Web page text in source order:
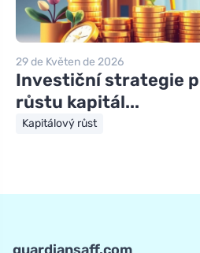
29 de Květen de 2026
Investiční strategie
růstu kapitál...
Kapitálový růst